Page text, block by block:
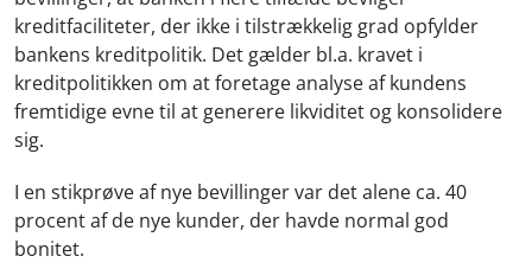
kreditfaciliteter, der ikke i tilstrækkelig grad opfylder
bankens kreditpolitik. Det gælder bl.a. kravet i
kreditpolitikken om at foretage analyse af kundens
fremtidige evne til at generere likviditet og konsolidere
sig.
I en stikprøve af nye bevillinger var det alene ca. 40
procent af de nye kunder, der havde normal god
bonitet.